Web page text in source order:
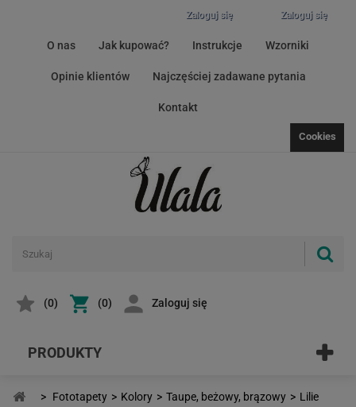
Zaloguj się
Zaloguj się
O nas Jak kupować? Instrukcje Wzorniki
Opinie klientów Najczęściej zadawane pytania
Kontakt
Cookies
(0) (0) Zaloguj się
PRODUKTY
> Fototapety > Kolory > Taupe, beżowy, brązowy > Lilie